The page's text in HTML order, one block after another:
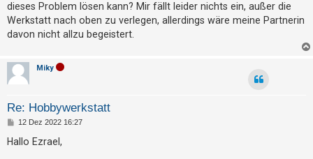
n
n
e
a
n
dieses Problem lösen kann? Mir fällt leider nichts ein, außer die
Werkstatt nach oben zu verlegen, allerdings wäre meine Partnerin
davon nicht allzu begeistert.
Miky
Re: Hobbywerkstatt
B
i
12 Dez 2022 16:27
Hallo Ezrael,